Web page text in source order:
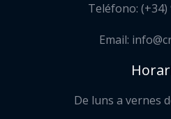
Teléfono: (+34)
Email:
De luns a vernes